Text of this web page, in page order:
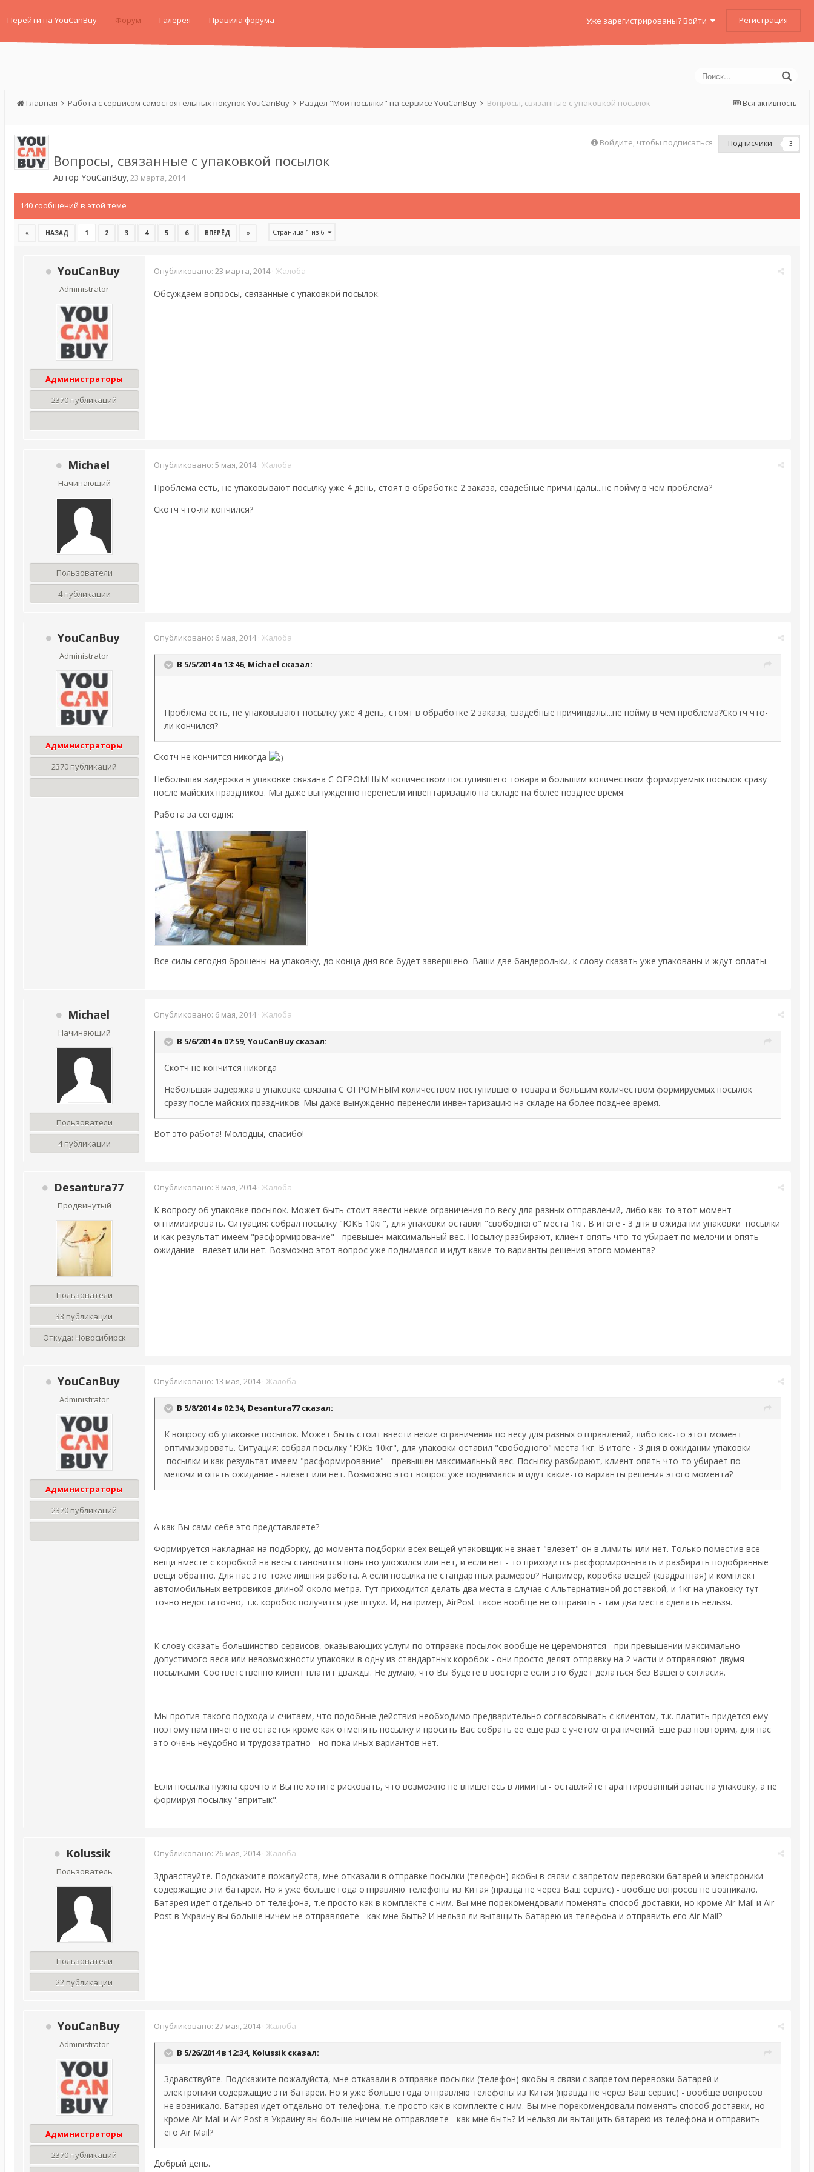
Перейти на YouCanBuy Форум Галерея Правила форума Уже зарегистрированы? Войти Регистрация
Вся активность
Главная Работа с сервисом самостоятельных покупок YouCanBuy Раздел "Мои посылки" на сервисе YouCanBuy Вопросы, связанные с упаковкой посылок
Войдите, чтобы подписаться Подписчики 3
Вопросы, связанные с упаковкой посылок
Автор YouCanBuy,23 марта, 2014
140 сообщений в этой теме
НАЗАД 1 2 3 4 5 6 ВПЕРЁД Страница 1 из 6
YouCanBuy
Administrator
Администраторы
2370 публикаций
Опубликовано: 23 марта, 2014· Жалоба
Обсуждаем вопросы, связанные с упаковкой посылок.
Michael
Начинающий
Пользователи
4 публикации
Опубликовано: 5 мая, 2014· Жалоба
Проблема есть, не упаковывают посылку уже 4 день, стоят в обработке 2 заказа, свадебные причиндалы...не пойму в чем проблема?
Скотч что-ли кончился?
YouCanBuy
Administrator
Администраторы
2370 публикаций
Опубликовано: 6 мая, 2014· Жалоба
В 5/5/2014 в 13:46, Michael сказал:
Проблема есть, не упаковывают посылку уже 4 день, стоят в обработке 2 заказа, свадебные причиндалы...не пойму в чем проблема?Скотч что-
ли кончился?
Скотч не кончится никогда
Небольшая задержка в упаковке связана С ОГРОМНЫМ количеством поступившего товара и большим количеством формируемых посылок сразу
после майских праздников. Мы даже вынужденно перенесли инвентаризацию на складе на более позднее время.
Работа за сегодня:
Все силы сегодня брошены на упаковку, до конца дня все будет завершено. Ваши две бандерольки, к слову сказать уже упакованы и ждут оплаты.
Michael
Начинающий
Пользователи
4 публикации
Опубликовано: 6 мая, 2014· Жалоба
В 5/6/2014 в 07:59, YouCanBuy сказал:
Скотч не кончится никогда
Небольшая задержка в упаковке связана С ОГРОМНЫМ количеством поступившего товара и большим количеством формируемых посылок
сразу после майских праздников. Мы даже вынужденно перенесли инвентаризацию на складе на более позднее время.
Вот это работа! Молодцы, спасибо!
Desantura77
Продвинутый
Пользователи
33 публикации
Откуда: Новосибирск
Опубликовано: 8 мая, 2014· Жалоба
К вопросу об упаковке посылок. Может быть стоит ввести некие ограничения по весу для разных отправлений, либо как-то этот момент
оптимизировать. Ситуация: собрал посылку "ЮКБ 10кг", для упаковки оставил "свободного" места 1кг. В итоге - 3 дня в ожидании упаковки посылки
и как результат имеем "расформирование" - превышен максимальный вес. Посылку разбирают, клиент опять что-то убирает по мелочи и опять
ожидание - влезет или нет. Возможно этот вопрос уже поднимался и идут какие-то варианты решения этого момента?
YouCanBuy
Administrator
Администраторы
2370 публикаций
Опубликовано: 13 мая, 2014· Жалоба
В 5/8/2014 в 02:34, Desantura77 сказал:
К вопросу об упаковке посылок. Может быть стоит ввести некие ограничения по весу для разных отправлений, либо как-то этот момент
оптимизировать. Ситуация: собрал посылку "ЮКБ 10кг", для упаковки оставил "свободного" места 1кг. В итоге - 3 дня в ожидании упаковки
посылки и как результат имеем "расформирование" - превышен максимальный вес. Посылку разбирают, клиент опять что-то убирает по
мелочи и опять ожидание - влезет или нет. Возможно этот вопрос уже поднимался и идут какие-то варианты решения этого момента?
А как Вы сами себе это представляете?
Формируется накладная на подборку, до момента подборки всех вещей упаковщик не знает "влезет" он в лимиты или нет. Только поместив все
вещи вместе с коробкой на весы становится понятно уложился или нет, и если нет - то приходится расформировывать и разбирать подобранные
вещи обратно. Для нас это тоже лишняя работа. А если посылка не стандартных размеров? Например, коробка вещей (квадратная) и комплект
автомобильных ветровиков длиной около метра. Тут приходится делать два места в случае с Альтернативной доставкой, и 1кг на упаковку тут
точно недостаточно, т.к. коробок получится две штуки. И, например, AirPost такое вообще не отправить - там два места сделать нельзя.
К слову сказать большинство сервисов, оказывающих услуги по отправке посылок вообще не церемонятся - при превышении максимально
допустимого веса или невозможности упаковки в одну из стандартных коробок - они просто делят отправку на 2 части и отправляют двумя
посылками. Соответственно клиент платит дважды. Не думаю, что Вы будете в восторге если это будет делаться без Вашего согласия.
Мы против такого подхода и считаем, что подобные действия необходимо предварительно согласовывать с клиентом, т.к. платить придется ему -
поэтому нам ничего не остается кроме как отменять посылку и просить Вас собрать ее еще раз с учетом ограничений. Еще раз повторим, для нас
это очень неудобно и трудозатратно - но пока иных вариантов нет.
Если посылка нужна срочно и Вы не хотите рисковать, что возможно не впишетесь в лимиты - оставляйте гарантированный запас на упаковку, а не
формируя посылку "впритык".
Kolussik
Пользователь
Пользователи
22 публикации
Опубликовано: 26 мая, 2014· Жалоба
Здравствуйте. Подскажите пожалуйста, мне отказали в отправке посылки (телефон) якобы в связи с запретом перевозки батарей и электроники
содержащие эти батареи. Но я уже больше года отправляю телефоны из Китая (правда не через Ваш сервис) - вообще вопросов не возникало.
Батарея идет отдельно от телефона, т.е просто как в комплекте с ним. Вы мне порекомендовали поменять способ доставки, но кроме Air Mail и Air
Post в Украину вы больше ничем не отправляете - как мне быть? И нельзя ли вытащить батарею из телефона и отправить его Air Mail?
YouCanBuy
Administrator
Администраторы
2370 публикаций
Опубликовано: 27 мая, 2014· Жалоба
В 5/26/2014 в 12:34, Kolussik сказал:
Здравствуйте. Подскажите пожалуйста, мне отказали в отправке посылки (телефон) якобы в связи с запретом перевозки батарей и
электроники содержащие эти батареи. Но я уже больше года отправляю телефоны из Китая (правда не через Ваш сервис) - вообще вопросов
не возникало. Батарея идет отдельно от телефона, т.е просто как в комплекте с ним. Вы мне порекомендовали поменять способ доставки, но
кроме Air Mail и Air Post в Украину вы больше ничем не отправляете - как мне быть? И нельзя ли вытащить батарею из телефона и отправить
его Air Mail?
Добрый день.